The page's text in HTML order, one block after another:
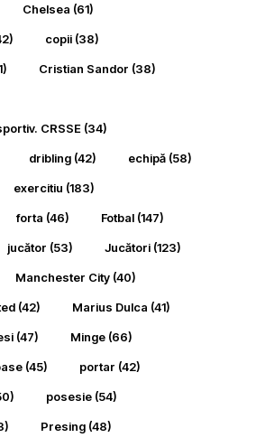
Chelsea (61)
copii (38)
Cristian Sandor (38)
CRSSE (34)
dribling (42) echipă (58)
exercitiu (183)
forta (46) Fotbal (147)
jucător (53) Jucători (123)
Manchester City (40)
(42) Marius Dulca (41)
(47) Minge (66)
(45) portar (42)
posesie (54)
Presing (48)